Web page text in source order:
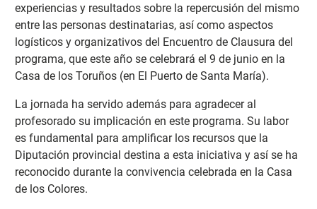
experiencias y resultados sobre la repercusión del mismo
entre las personas destinatarias, así como aspectos
logísticos y organizativos del Encuentro de Clausura del
programa, que este año se celebrará el 9 de junio en la
Casa de los Toruños (en El Puerto de Santa María).
La jornada ha servido además para agradecer al
profesorado su implicación en este programa. Su labor
es fundamental para amplificar los recursos que la
Diputación provincial destina a esta iniciativa y así se ha
reconocido durante la convivencia celebrada en la Casa
de los Colores.